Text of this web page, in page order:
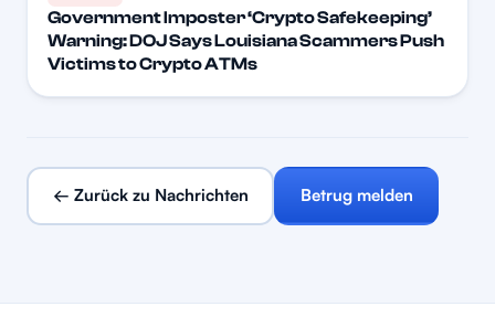
Government Imposter ‘Crypto Safekeeping’
Warning: DOJ Says Louisiana Scammers Push
Victims to Crypto ATMs
← Zurück zu Nachrichten Betrug melden